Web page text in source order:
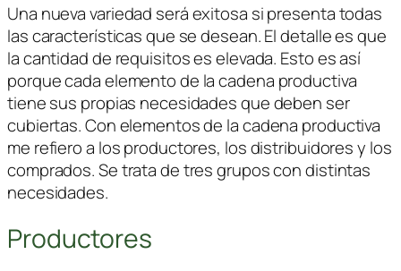
Una nueva variedad será exitosa si presenta todas
las características que se desean. El detalle es que
la cantidad de requisitos es elevada. Esto es así
porque cada elemento de la cadena productiva
tiene sus propias necesidades que deben ser
cubiertas. Con elementos de la cadena productiva
me refiero a los productores, los distribuidores y los
comprados. Se trata de tres grupos con distintas
necesidades.
Productores